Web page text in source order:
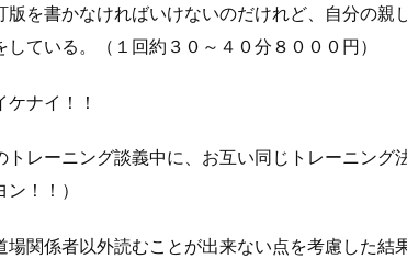
版を書かなければいけないのだけれど、自分の親
している。（１回約３０～４０分８０００円）
ナイ！！
トレーニング談義中に、お互い同じトレーニング
！！）
場関係者以外読むことが出来ない点を考慮した結